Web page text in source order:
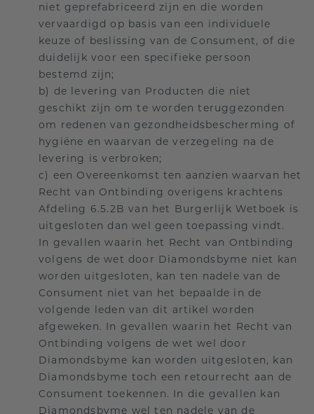
niet geprefabriceerd zijn en die worden
vervaardigd op basis van een individuele
keuze of beslissing van de Consument, of die
duidelijk voor een specifieke persoon
bestemd zijn;
b) de levering van Producten die niet
geschikt zijn om te worden teruggezonden
om redenen van gezondheidsbescherming of
hygiëne en waarvan de verzegeling na de
levering is verbroken;
c) een Overeenkomst ten aanzien waarvan het
Recht van Ontbinding overigens krachtens
Afdeling 6.5.2B van het Burgerlijk Wetboek is
uitgesloten dan wel geen toepassing vindt.
In gevallen waarin het Recht van Ontbinding
volgens de wet door Diamondsbyme niet kan
worden uitgesloten, kan ten nadele van de
Consument niet van het bepaalde in de
volgende leden van dit artikel worden
afgeweken. In gevallen waarin het Recht van
Ontbinding volgens de wet wel door
Diamondsbyme kan worden uitgesloten, kan
Diamondsbyme toch een retourrecht aan de
Consument toekennen. In die gevallen kan
Diamondsbyme wel ten nadele van de